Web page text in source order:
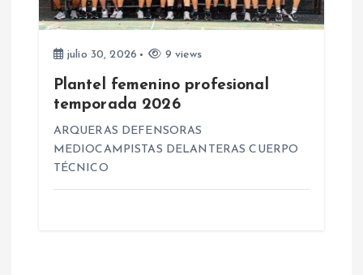
julio 30, 2026 9 views
Plantel femenino profesional
temporada 2026
ARQUERAS DEFENSORAS
MEDIOCAMPISTAS DELANTERAS CUERPO
TÉCNICO